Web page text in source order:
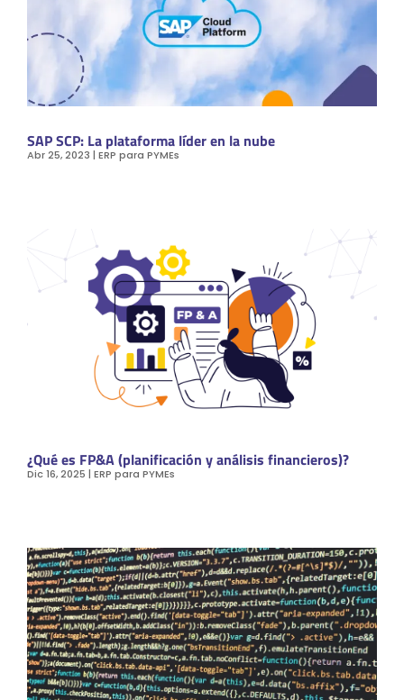
SAP SCP: La plataforma líder en la nube
Abr 25, 2023 |ERP para PYMEs
¿Qué es FP&A (planificación y análisis financieros)?
Dic 16, 2025 |ERP para PYMEs